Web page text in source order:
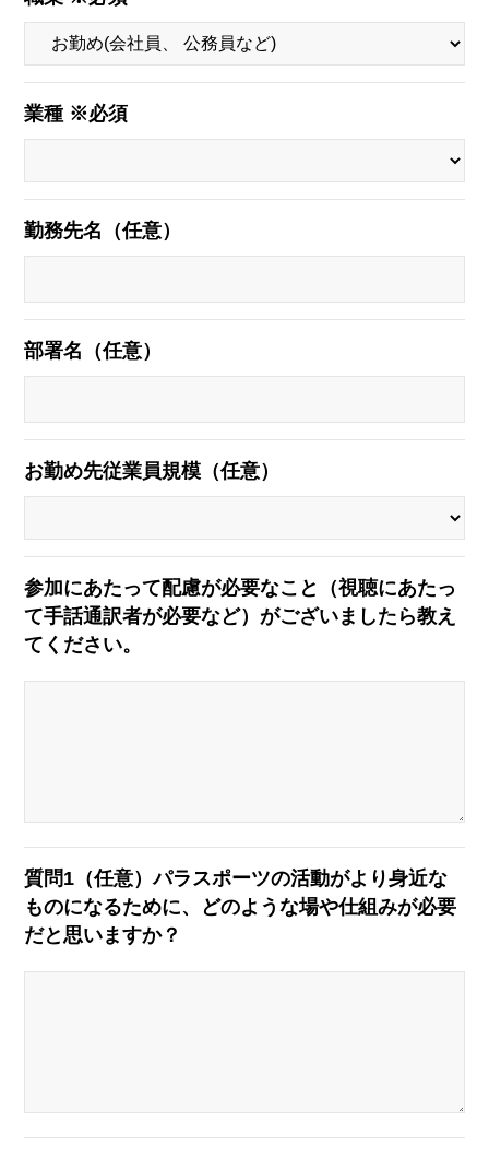
業種 ※必須
勤務先名（任意）
部署名（任意）
お勤め先従業員規模（任意）
参加にあたって配慮が必要なこと（視聴にあたっ
て手話通訳者が必要など）がございましたら教え
てください。
質問1（任意）パラスポーツの活動がより身近な
ものになるために、どのような場や仕組みが必要
だと思いますか？